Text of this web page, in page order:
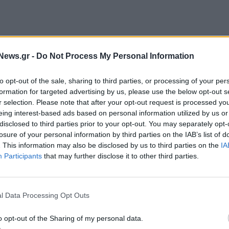
- Do Not Process My Personal Information
opt-out of the sale, sharing to third parties, or processing of your
for targeted advertising by us, please use the below opt-out
selection. Please note that after your opt-out request is processed
interest-based ads based on personal information utilized by us
to third parties prior to your opt-out. You may separately
of your personal information by third parties on the IAB’s list of
This information may also be disclosed by us to third parties on the
Participants that may further disclose it to other third parties.
Data Processing Opt Outs
opt-out of the Sharing of my personal data.
επαγγελματικής τους πορείας, της βαθιάς
της σταθερής προσήλωσής τους στις αξίες της KPMG:
αντανακλά τη δυναμική ανάπτυξη της εταιρείας
να επενδύει σε στελέχη που συμβάλλουν
και στην ενίσχυση της εμπιστοσύνης στην αγορά.
Ο Αντώνης εργάζεται από το 2020 στην KPMG
23 χρόνια εμπειρίας στην παροχή ολοκληρωμένων
σε ελληνικές και πολυεθνικές εταιρείες. Είναι